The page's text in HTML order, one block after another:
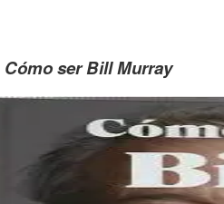
Cómo ser Bill Murray